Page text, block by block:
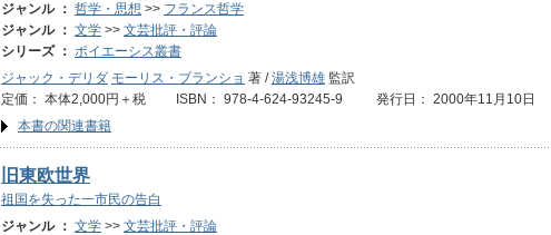
ジャンル ： 哲学・思想 >> フランス哲学
ジャンル ： 文学 >> 文芸批評・評論
シリーズ ： ポイエーシス叢書
ジャック・デリダ モーリス・ブランショ 著 /湯浅博雄 監訳
定価： 本体2,000円＋税 ISBN： 978-4-624-93245-9 発行日： 2000年11月10日
本書の関連書籍
旧東欧世界
祖国を失った一市民の告白
ジャンル ： 文学 >> 文芸批評・評論